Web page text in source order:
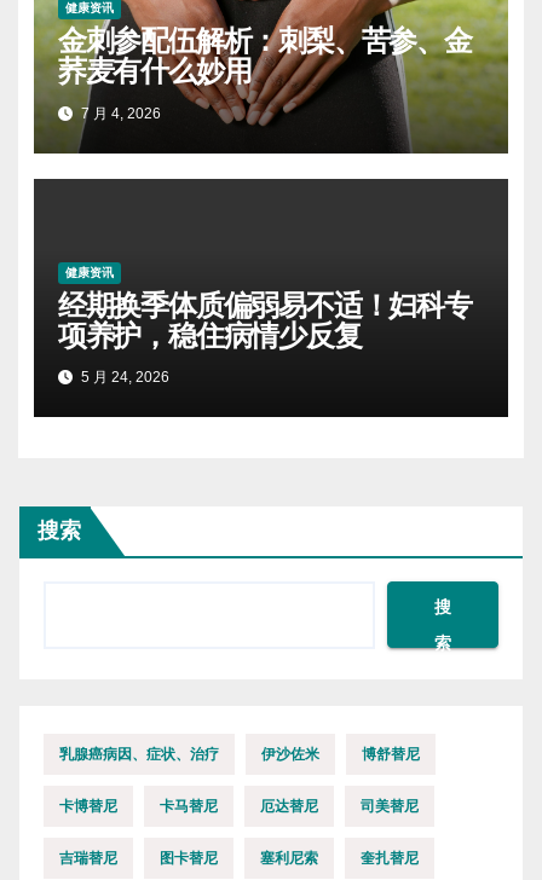
健康资讯
金刺参配伍解析：刺梨、苦参、金
荞麦有什么妙用
7 月 4, 2026
健康资讯
经期换季体质偏弱易不适！妇科专
项养护，稳住病情少反复
5 月 24, 2026
搜索
搜
索
乳腺癌病因、症状、治疗 伊沙佐米 博舒替尼
卡博替尼 卡马替尼 厄达替尼 司美替尼
吉瑞替尼 图卡替尼 塞利尼索 奎扎替尼